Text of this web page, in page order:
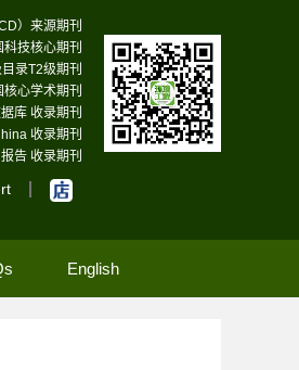
）来源期刊
科技核心期刊
录T2级期刊
心学术期刊
库 收录期刊
收录期刊
告 收录期刊
English